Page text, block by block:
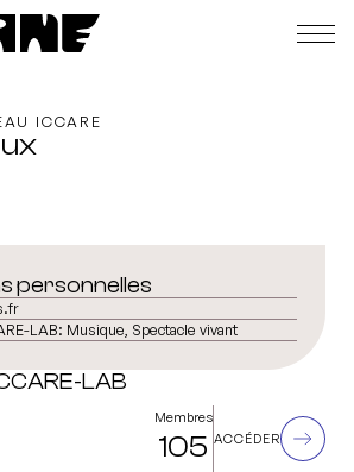
ICCARE
personnelles
LAB: Musique, Spectacle vivant
LAB
Membres
105 ACCÉDER